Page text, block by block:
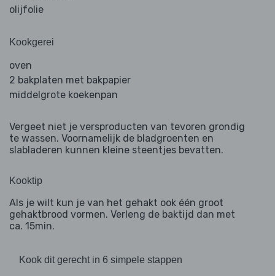
olijfolie
Kookgerei
oven
2 bakplaten met bakpapier
middelgrote koekenpan
Vergeet niet je versproducten van tevoren grondig
te wassen. Voornamelijk de bladgroenten en
slabladeren kunnen kleine steentjes bevatten.
Kooktip
Als je wilt kun je van het gehakt ook één groot
gehaktbrood vormen. Verleng de baktijd dan met
ca. 15min.
Kook dit gerecht in 6 simpele stappen